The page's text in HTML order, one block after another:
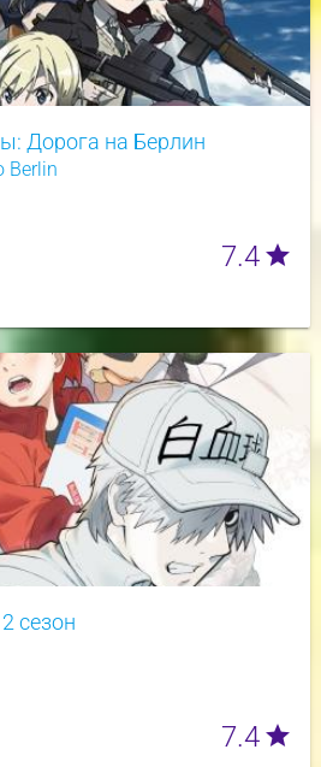
Дорога на Берлин
Berlin
7.4 star
сезон
7.4 star